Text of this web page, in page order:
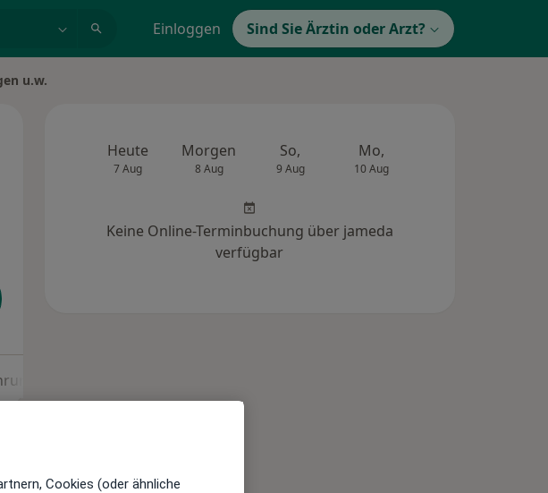
Einloggen Sind Sie Ärztin oder Arzt?
u.w.
Heute
7 Aug
Morgen
8 Aug
So,
9 Aug
Mo,
10 Aug
Keine Online-Terminbuchung über jameda
verfügbar
Cookies (oder ähnliche